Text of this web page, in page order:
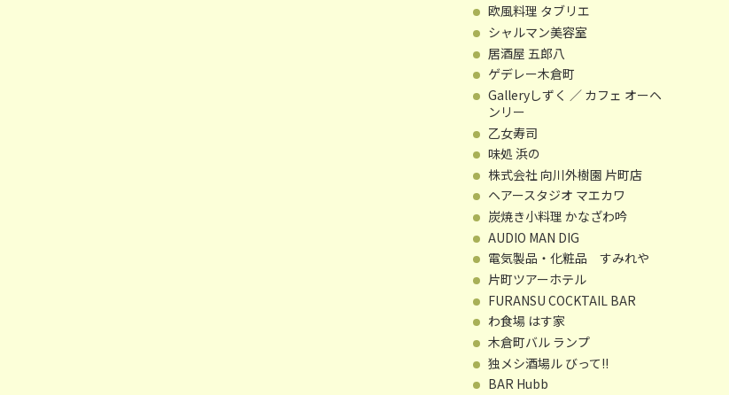
欧風料理 タブリエ
シャルマン美容室
居酒屋 五郎八
ゲデレー木倉町
Galleryしずく ／ カフェ オーヘ
ンリー
乙女寿司
味処 浜の
株式会社 向川外樹園 片町店
ヘアースタジオ マエカワ
炭焼き小料理 かなざわ吟
AUDIO MAN DIG
電気製品・化粧品 すみれや
片町ツアーホテル
FURANSU COCKTAIL BAR
わ食場 はす家
木倉町バル ランプ
独メシ酒場ル びって!!
BAR Hubb